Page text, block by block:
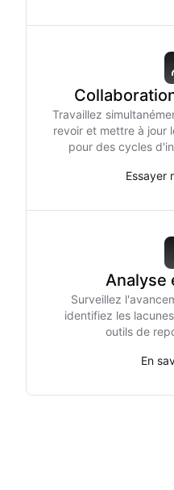
Travaillez
revoir et mettre à jour
pour des cycles
Essayer
Analyse
Surveillez
identifiez les
outils de
En